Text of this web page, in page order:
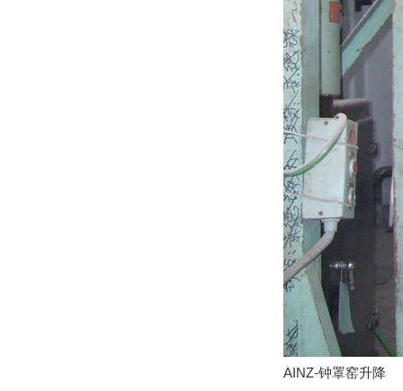
AINZ-钟罩窑升降